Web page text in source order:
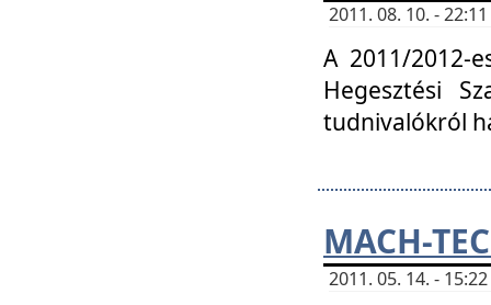
2011. 08. 10. -
A 2011/2012-
Hegesztési
tudnivalókról
MACH-
2011. 05. 14. -